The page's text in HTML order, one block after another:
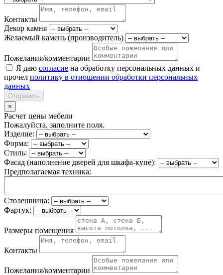
Контакты
Декор камня
Желаемый камень (производитель)
Пожелания/комментарии
Я даю согласие на обработку персональных данных и
прочел политику в отношении обработки персональных
данных
Отправить
×
Расчет цены мебели
Пожалуйста, заполните поля.
Изделие:
Форма:
Стиль:
Фасад (наполнение дверей для шкафа-купе):
Предполагаемая техника:
Столешница:
Фартук:
Размеры помещения
Контакты
Пожелания/комментарии